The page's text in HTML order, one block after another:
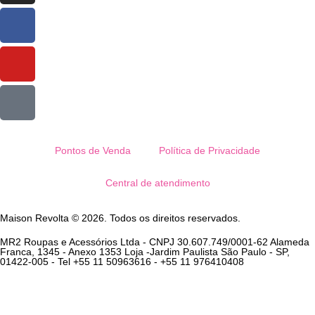
Pontos de Venda Política de Privacidade
Central de atendimento
Maison Revolta © 2026. Todos os direitos reservados.
MR2 Roupas e Acessórios Ltda - CNPJ 30.607.749/0001-62 Alameda
Franca, 1345 - Anexo 1353 Loja -Jardim Paulista São Paulo - SP,
01422-005 - Tel +55 11 50963616 - +55 11 976410408